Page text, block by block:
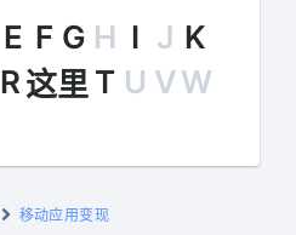
E F G H I J K
R这里 T U VW
移动应用变现